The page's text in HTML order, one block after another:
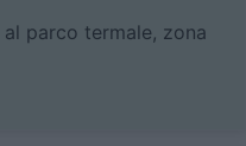
parco termale, zona